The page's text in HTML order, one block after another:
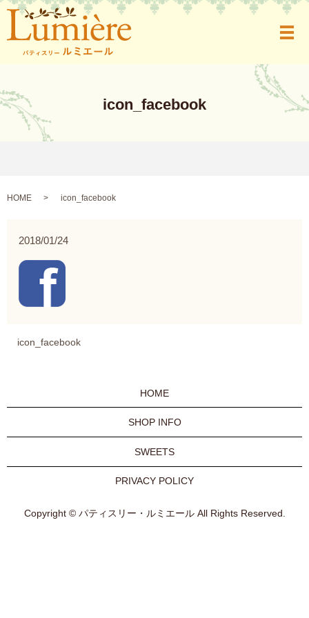
メ
icon_facebook
HOME icon_facebook
2018/01/24
icon_facebook
HOME
SHOP INFO
SWEETS
PRIVACY POLICY
Copyright © パティスリー・ルミエール All Rights Reserved.